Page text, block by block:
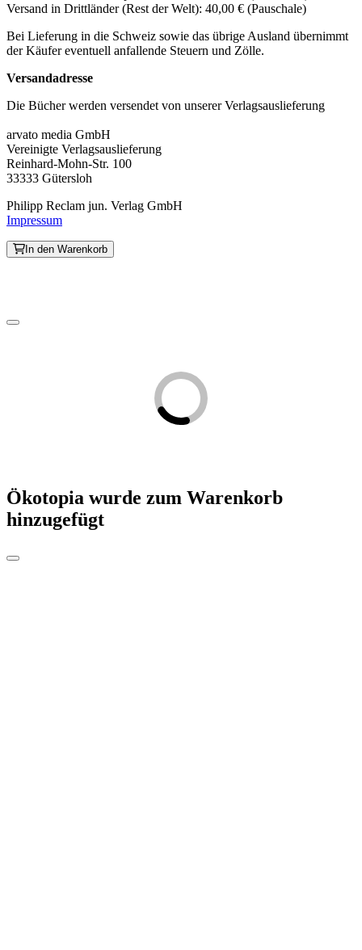
Versand in Drittländer (Rest der Welt): 40,00 € (Pauschale)
Bei Lieferung in die Schweiz sowie das übrige Ausland übernimmt
der Käufer eventuell anfallende Steuern und Zölle.
Versandadresse
Die Bücher werden versendet von unserer Verlagsauslieferung
arvato media GmbH
Vereinigte Verlagsauslieferung
Reinhard-Mohn-Str. 100
33333 Gütersloh
Philipp Reclam jun. Verlag GmbH
Impressum
In den Warenkorb
Ökotopia wurde zum Warenkorb
hinzugefügt